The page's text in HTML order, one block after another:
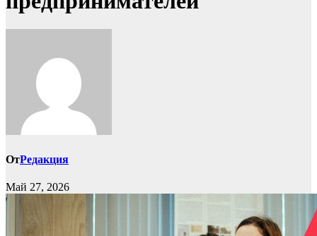
ОтРедакция
Май 27, 2026